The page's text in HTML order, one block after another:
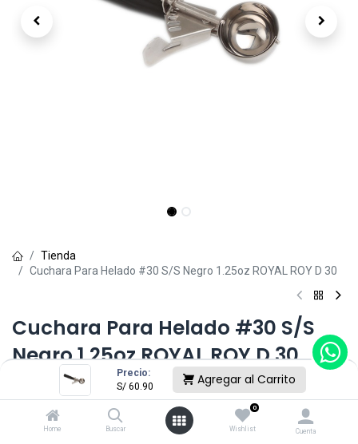
Precio:
S/ 60.90 Agregar al Carrito
Home Buscar
0
Wishlist Cuenta
Tienda
Cuchara Para Helado #30 S/S Negro 1.25oz ROYAL ROY D 30
Cuchara Para Helado #30 S/S
Negro 1.25oz ROYAL ROY D 30
(0 reseña)
60.90